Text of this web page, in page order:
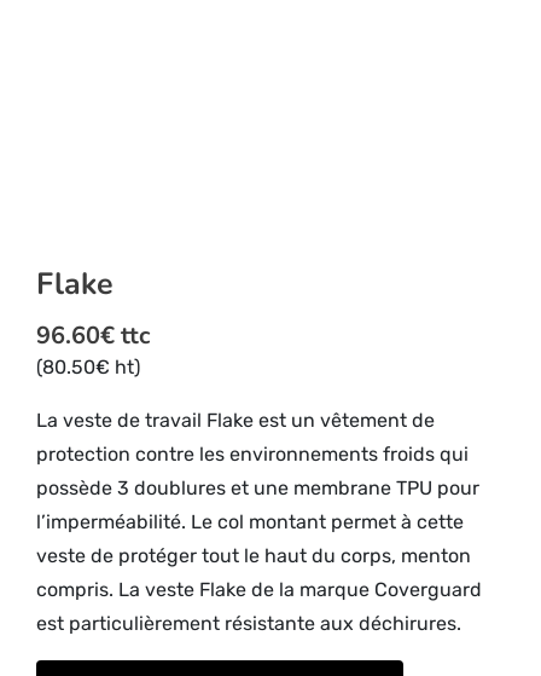
Flake
96.60€ttc
(80.50€ ht)
La veste de travail Flake est un vêtement de
protection contre les environnements froids qui
possède 3 doublures et une membrane TPU pour
l’imperméabilité. Le col montant permet à cette
veste de protéger tout le haut du corps, menton
compris. La veste Flake de la marque Coverguard
est particulièrement résistante aux déchirures.